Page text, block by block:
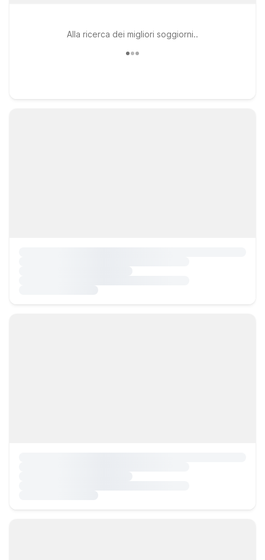
Alla ricerca dei migliori soggiorni..